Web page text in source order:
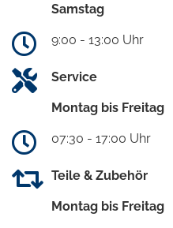
Samstag
9:00 - 13:00 Uhr
Service
Montag bis Freitag
07:30 - 17:00 Uhr
Teile & Zubehör
Montag bis Freitag